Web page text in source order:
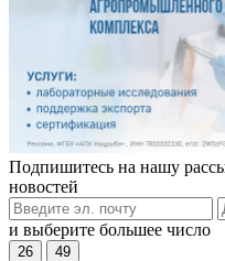
Подпишитесь на нашу
новостей
и выберите большее число
26 49